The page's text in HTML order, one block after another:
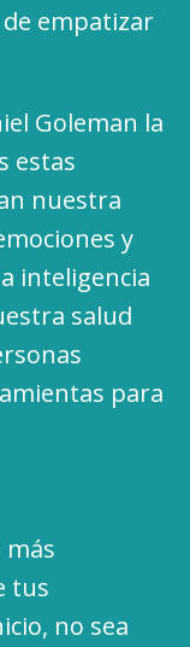
empatizar
Goleman la
estas
nuestra
y
inteligencia
salud
para
más
tus
no sea